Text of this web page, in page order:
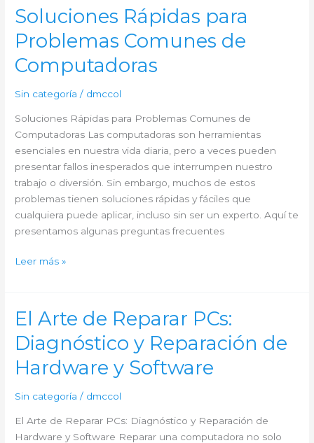
CDMX
Soluciones Rápidas para
Problemas Comunes de
Computadoras
Sin categoría / dmccol
Soluciones Rápidas para Problemas Comunes de
Computadoras Las computadoras son herramientas
esenciales en nuestra vida diaria, pero a veces pueden
presentar fallos inesperados que interrumpen nuestro
trabajo o diversión. Sin embargo, muchos de estos
problemas tienen soluciones rápidas y fáciles que
cualquiera puede aplicar, incluso sin ser un experto. Aquí te
presentamos algunas preguntas frecuentes
Soluciones
Problemas
Comunes
de
Computadoras
Leer más »
El Arte de Reparar PCs:
Diagnóstico y Reparación de
Hardware y Software
Sin categoría / dmccol
El Arte de Reparar PCs: Diagnóstico y Reparación de
Hardware y Software Reparar una computadora no solo